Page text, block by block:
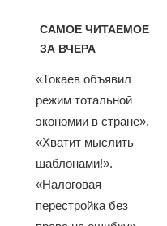
САМОЕ ЧИТАЕМОЕ
ЗА ВЧЕРА
«Токаев объявил
режим тотальной
экономии в стране».
«Хватит мыслить
шаблонами!».
«Налоговая
перестройка без